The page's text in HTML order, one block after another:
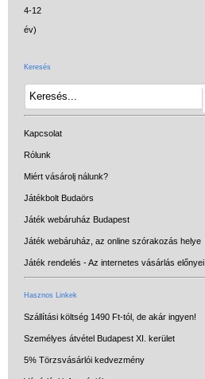
Keresés
Kapcsolat
Rólunk
Miért vásárolj nálunk?
Játékbolt Budaörs
Játék webáruház Budapest
Játék webáruház, az online szórakozás helye
Játék rendelés - Az internetes vásárlás előnyei
Hasznos Linkek
Szállítási költség 1490 Ft-tól, de akár ingyen!
Személyes átvétel Budapest XI. kerület
5% Törzsvásárlói kedvezmény